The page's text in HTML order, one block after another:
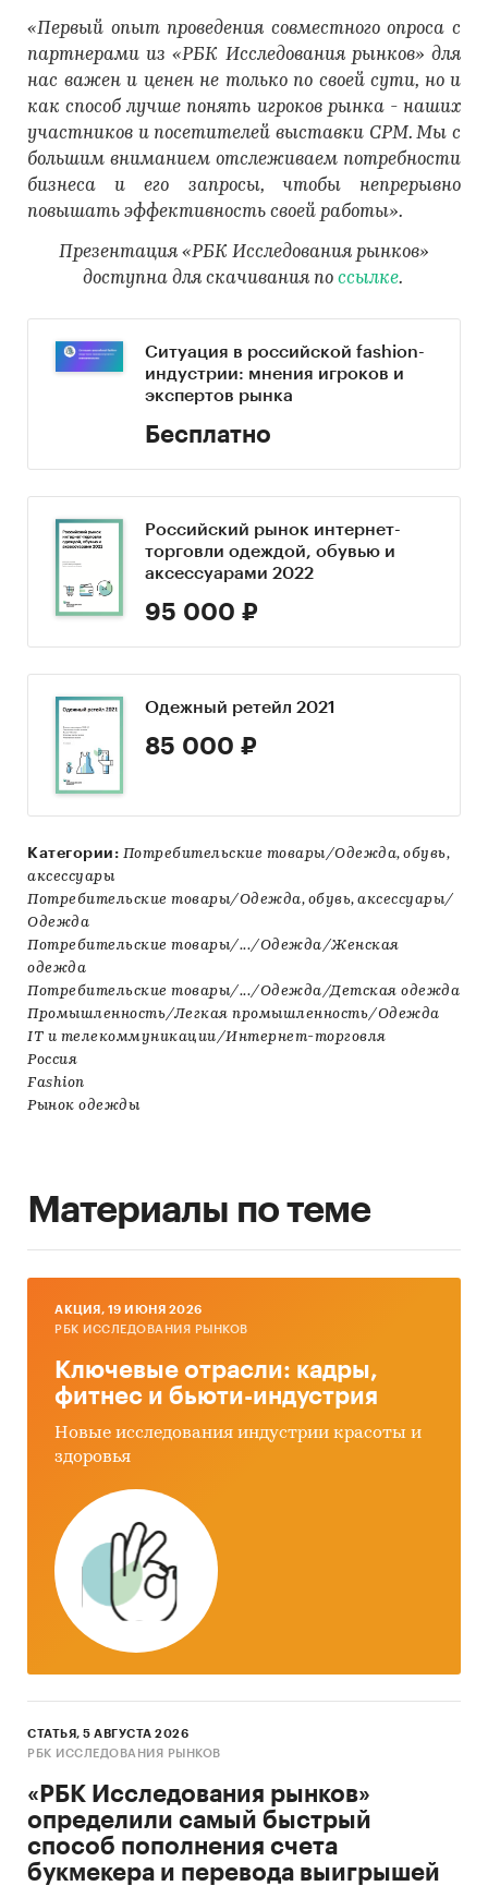
«Первый опыт проведения совместного опроса с
партнерами из «РБК Исследования рынков» для
нас важен и ценен не только по своей сути, но и
как способ лучше понять игроков рынка - наших
участников и посетителей выставки СРМ. Мы с
большим вниманием отслеживаем потребности
бизнеса и его запросы, чтобы непрерывно
повышать эффективность своей работы».
Презентация «РБК Исследования рынков»
доступна для скачивания по ссылке.
Ситуация в российской fashion-
индустрии: мнения игроков и
экспертов рынка
Бесплатно
Российский рынок интернет-
торговли одеждой, обувью и
аксессуарами 2022
95 000 ₽
Одежный ретейл 2021
85 000 ₽
Категории: Потребительские товары/Одежда, обувь,
аксессуары
Потребительские товары/Одежда, обувь, аксессуары/
Одежда
Потребительские товары/.../Одежда/Женская
одежда
Потребительские товары/.../Одежда/Детская одежда
Промышленность/Легкая промышленность/Одежда
IT и телекоммуникации/Интернет-торговля
Россия
Fashion
Рынок одежды
Материалы по теме
AКЦИЯ, 19 ИЮНЯ 2026
РБК ИССЛЕДОВАНИЯ РЫНКОВ
Ключевые отрасли: кадры,
фитнес и бьюти-индустрия
Новые исследования индустрии красоты и
здоровья
СТАТЬЯ, 5 АВГУСТА 2026
РБК ИССЛЕДОВАНИЯ РЫНКОВ
«РБК Исследования рынков»
определили самый быстрый
способ пополнения счета
букмекера и перевода выигрышей